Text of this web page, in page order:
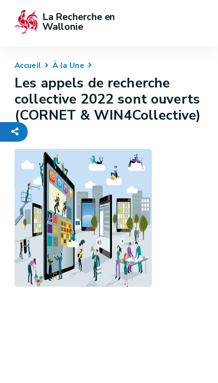
La Recherche en
Wallonie
Accueil À la Une
Les appels de recherche
collective 2022 sont ouverts
(CORNET & WIN4Collective)
-